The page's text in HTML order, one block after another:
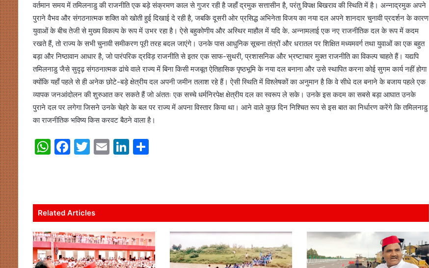
वर्तमान समय में तमिलनाडु की राजनीति एक बड़े संक्रमण काल से गुजर रही है जहाँ द्रमुक सत्तासीन है, परंतु विपक्ष बिखराव की स्थिति में है। अन्नाद्रमुक अपने
पुराने वैभव और संगठनात्मक शक्ति को खोती हुई दिखाई दे रही है, जबकि दूसरी ओर प्रसिद्ध अभिनेता विजय का नया दल अपने शानदार चुनावी प्रदर्शन के कारण
युवाओं के बीच तेजी से मुख्य विकल्प के रूप में उभर रहा है। ऐसे बहुकोणीय और अस्थिर माहौल में यदि के. अन्नामलाई एक नए राजनीतिक दल के रूप में कदम
रखते हैं, तो राज्य के सभी चुनावी समीकरण पूरी तरह बदल जाएंगे। उनके पास आधुनिक सूचना तंत्रों और धरातल पर शिक्षित मध्यमवर्ग तथा युवाओं का एक बहुत
बड़ा और निष्ठावान आधार है, जो पारंपरिक द्रविड़ राजनीति से इतर एक साफ-सुथरी, प्रशासनिक और भ्रष्टाचार मुक्त राजनीति का विकल्प चाहते हैं। यद्यपि
तमिलनाडु जैसे सुदृढ़ संगठनात्मक ढांचे वाले राज्य में बिना किसी मजबूत ऐतिहासिक पृष्ठभूमि के नया दल बनाना और उसे स्थापित करना कोई सुगम कार्य नहीं होगा
क्योंकि यहाँ पहले से ही अनेक छोटे-बड़े क्षेत्रीय दल अपनी जमीन तलाश रहे हैं। ऐसी स्थिति में विश्लेषकों का अनुमान है कि वे सीधे दल बनाने के बजाय पहले एक
व्यापक जनआंदोलन की शुरुआत कर सकते हैं जो अंततः एक सच्चे धर्मनिरपेक्ष क्षेत्रीय दल का स्वरूप ले सके। उनके इस कदम का सबसे बड़ा आघात उनके
पुराने दल पर लगेगा जिसने उनके चेहरे के बल पर राज्य में अपना विस्तार किया था। आने वाले कुछ दिन निश्चित रूप से इस बात का निर्धारण करेंगे कि तमिलनाडु
का राजनीतिक भविष्य किस करवट बैठने वाला है।
W
A
p
p
F
b
o
o
k
T
E
Li
dI
n
Related Articles